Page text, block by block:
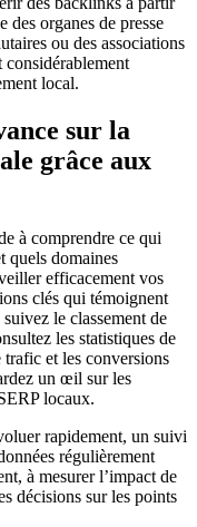
des organes de presse
ou des associations
local.
sur la
grâce aux
à comprendre ce qui
quels domaines
efficacement vos
clés qui témoignent
le classement de
les statistiques de
et les conversions
un œil sur les
locaux.
rapidement, un suivi
régulièrement
à mesurer l’impact de
décisions sur les points